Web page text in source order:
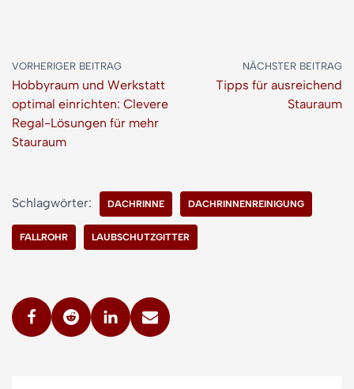
VORHERIGER BEITRAG
Hobbyraum und Werkstatt
optimal einrichten: Clevere
Regal-Lösungen für mehr
Stauraum
NÄCHSTER BEITRAG
Tipps für ausreichend
Stauraum
Schlagwörter: DACHRINNE DACHRINNENREINIGUNG
FALLROHR LAUBSCHUTZGITTER